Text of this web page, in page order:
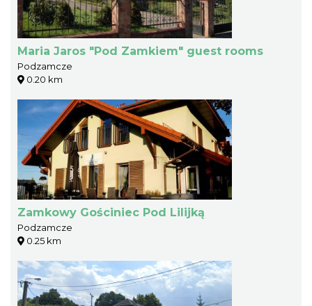
Maria Jaros "Pod Zamkiem" guest rooms
Podzamcze
0.20 km
Zamkowy Gościniec Pod Lilijką
Podzamcze
0.25 km